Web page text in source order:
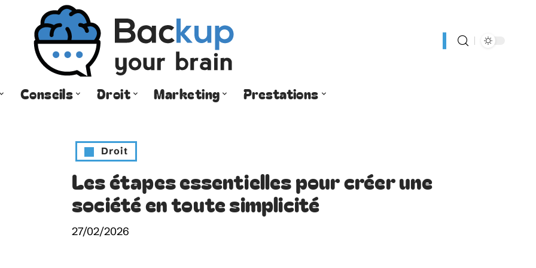
Conseils Droit Marketing Prestations
Droit
Les étapes essentielles pour créer une
société en toute simplicité
27/02/2026